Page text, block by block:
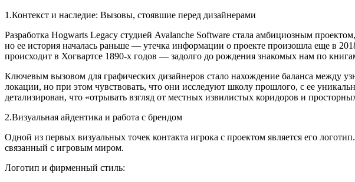
1.Контекст и наследие: Вызовы, стоявшие перед дизайнерами
Разработка Hogwarts Legacy студией Avalanche Software стала амбициозным
но ее история началась раньше — утечка информации о проекте произошла еще в
происходит в Хогвартсе 1890-х годов — задолго до рождения знакомых нам по
Ключевым вызовом для графических дизайнеров стало нахождение баланса между
локации, но при этом чувствовать, что они исследуют школу прошлого, с ее
детализирован, что «отрывать взгляд от местных извилистых коридоров и
2.Визуальная айдентика и работа с брендом
Одной из первых визуальных точек контакта игрока с проектом является его
связанный с игровым миром.
Логотип и фирменный стиль: